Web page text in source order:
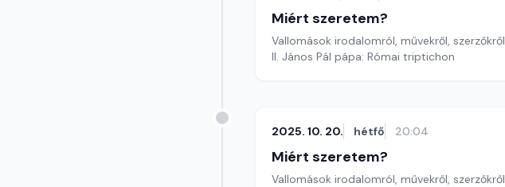
Miért szeretem?
Vallomások irodalomról, művekről, szerzőkről
II. János Pál pápa: Római triptichon
2025. 10. 20. hétfő 20:04
Miért szeretem?
Vallomások irodalomról, művekről, szerzőkről